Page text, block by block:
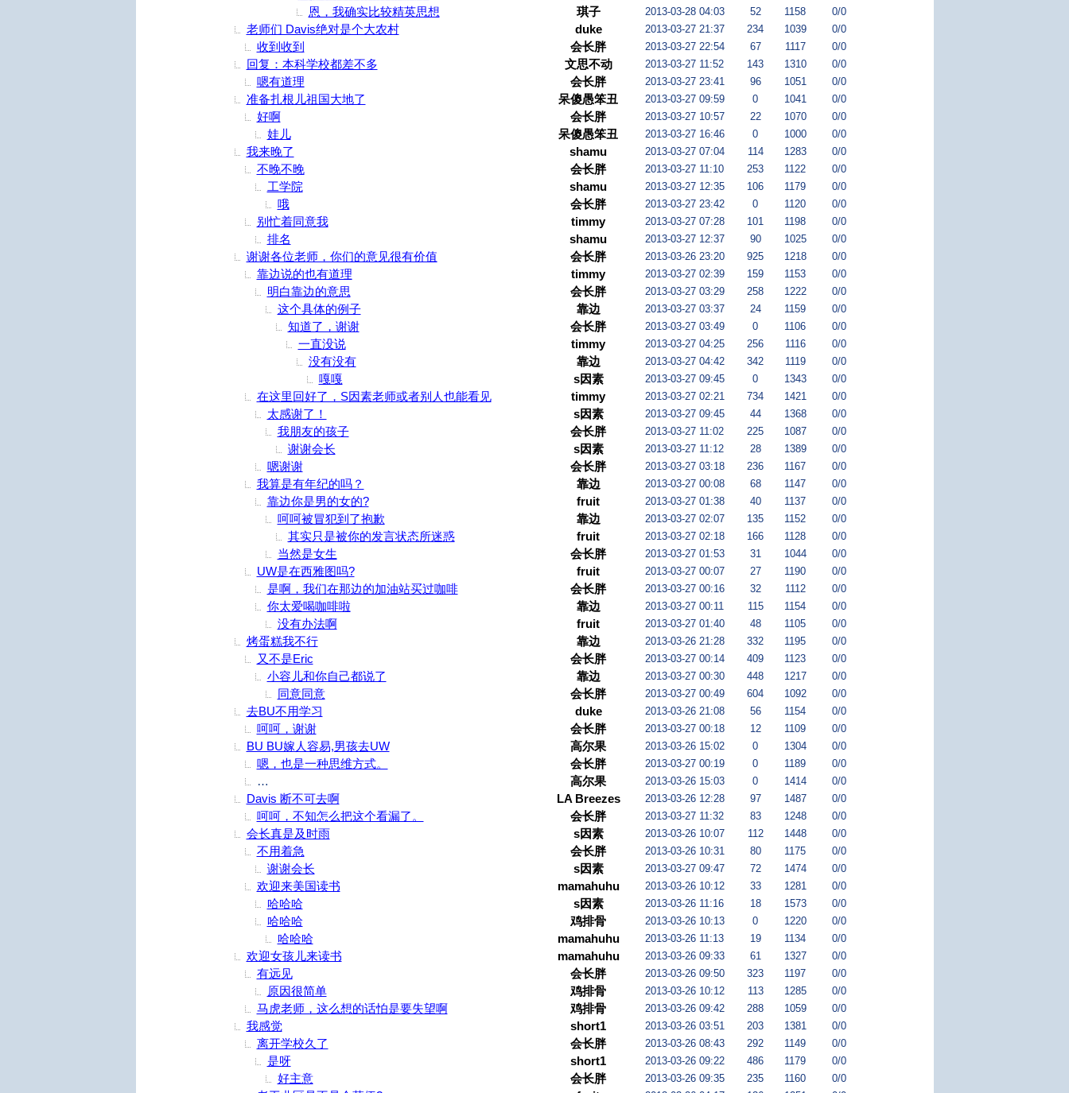
恩，我确实比较精英思想 琪子 2013-03-28 04:03 52 1158 0/0
老师们 Davis绝对是个大农村 duke 2013-03-27 21:37 234 1039 0/0
收到收到 会长胖 2013-03-27 22:54 67 1117 0/0
回复：本科学校都差不多 文思不动 2013-03-27 11:52 143 1310 0/0
嗯有道理 会长胖 2013-03-27 23:41 96 1051 0/0
准备扎根儿祖国大地了 呆傻愚笨丑 2013-03-27 09:59 0 1041 0/0
好啊 会长胖 2013-03-27 10:57 22 1070 0/0
娃儿 呆傻愚笨丑 2013-03-27 16:46 0 1000 0/0
我来晚了 shamu 2013-03-27 07:04 114 1283 0/0
不晚不晚 会长胖 2013-03-27 11:10 253 1122 0/0
工学院 shamu 2013-03-27 12:35 106 1179 0/0
哦 会长胖 2013-03-27 23:42 0 1120 0/0
别忙着同意我 timmy 2013-03-27 07:28 101 1198 0/0
排名 shamu 2013-03-27 12:37 90 1025 0/0
谢谢各位老师，你们的意见很有价值 会长胖 2013-03-26 23:20 925 1218 0/0
靠边说的也有道理 timmy 2013-03-27 02:39 159 1153 0/0
明白靠边的意思 会长胖 2013-03-27 03:29 258 1222 0/0
这个具体的例子 靠边 2013-03-27 03:37 24 1159 0/0
知道了，谢谢 会长胖 2013-03-27 03:49 0 1106 0/0
一直没说 timmy 2013-03-27 04:25 256 1116 0/0
没有没有 靠边 2013-03-27 04:42 342 1119 0/0
嘎嘎 s因素 2013-03-27 09:45 0 1343 0/0
在这里回好了，S因素老师或者别人也能看见 timmy 2013-03-27 02:21 734 1421 0/0
太感谢了！ s因素 2013-03-27 09:45 44 1368 0/0
我朋友的孩子 会长胖 2013-03-27 11:02 225 1087 0/0
谢谢会长 s因素 2013-03-27 11:12 28 1389 0/0
嗯谢谢 会长胖 2013-03-27 03:18 236 1167 0/0
我算是有年纪的吗？ 靠边 2013-03-27 00:08 68 1147 0/0
靠边你是男的女的? fruit 2013-03-27 01:38 40 1137 0/0
呵呵被冒犯到了抱歉 靠边 2013-03-27 02:07 135 1152 0/0
其实只是被你的发言状态所迷惑 fruit 2013-03-27 02:18 166 1128 0/0
当然是女生 会长胖 2013-03-27 01:53 31 1044 0/0
UW是在西雅图吗? fruit 2013-03-27 00:07 27 1190 0/0
是啊，我们在那边的加油站买过咖啡 会长胖 2013-03-27 00:16 32 1112 0/0
你太爱喝咖啡啦 靠边 2013-03-27 00:11 115 1154 0/0
没有办法啊 fruit 2013-03-27 01:40 48 1105 0/0
烤蛋糕我不行 靠边 2013-03-26 21:28 332 1195 0/0
又不是Eric 会长胖 2013-03-27 00:14 409 1123 0/0
小容儿和你自己都说了 靠边 2013-03-27 00:30 448 1217 0/0
同意同意 会长胖 2013-03-27 00:49 604 1092 0/0
去BU不用学习 duke 2013-03-26 21:08 56 1154 0/0
呵呵，谢谢 会长胖 2013-03-27 00:18 12 1109 0/0
BU BU嫁人容易,男孩去UW 高尔果 2013-03-26 15:02 0 1304 0/0
嗯，也是一种思维方式。 会长胖 2013-03-27 00:19 0 1189 0/0
简单，UW是公立学校学费远低于BU，所以要去BU找老公 高尔果 2013-03-26 15:03 0 1414 0/0
Davis 断不可去啊 LA Breezes 2013-03-26 12:28 97 1487 0/0
呵呵，不知怎么把这个看漏了。 会长胖 2013-03-27 11:32 83 1248 0/0
会长真是及时雨 s因素 2013-03-26 10:07 112 1448 0/0
不用着急 会长胖 2013-03-26 10:31 80 1175 0/0
谢谢会长 s因素 2013-03-27 09:47 72 1474 0/0
欢迎来美国读书 mamahuhu 2013-03-26 10:12 33 1281 0/0
哈哈哈 s因素 2013-03-26 11:16 18 1573 0/0
哈哈哈 鸡排骨 2013-03-26 10:13 0 1220 0/0
哈哈哈 mamahuhu 2013-03-26 11:13 19 1134 0/0
欢迎女孩儿来读书 mamahuhu 2013-03-26 09:33 61 1327 0/0
有远见 会长胖 2013-03-26 09:50 323 1197 0/0
原因很简单 鸡排骨 2013-03-26 10:12 113 1285 0/0
马虎老师，这么想的话怕是要失望啊 鸡排骨 2013-03-26 09:42 288 1059 0/0
我感觉 short1 2013-03-26 03:51 203 1381 0/0
离开学校久了 会长胖 2013-03-26 08:43 292 1149 0/0
是呀 short1 2013-03-26 09:22 486 1179 0/0
好主意 会长胖 2013-03-26 09:35 235 1160 0/0